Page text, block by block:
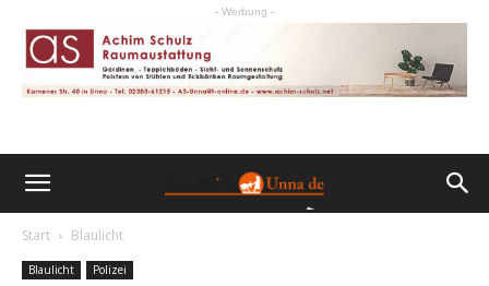
- Werbung -
Start Blaulicht
Blaulicht Polizei